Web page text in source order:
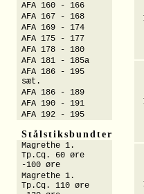
AFA 160 - 166
AFA 167 - 168
AFA 169 - 174
AFA 175 - 177
AFA 178 - 180
AFA 181 - 185a
AFA 186 - 195
sæt.
AFA 186 - 189
AFA 190 - 191
AFA 192 - 195
Stålstiksbundter
Magrethe 1.
Tp.Cq. 60 øre
-100 øre
Magrethe 1.
Tp.Cq. 110 øre